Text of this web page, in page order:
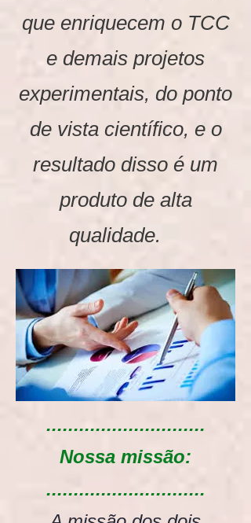
que enriquecem o TCC
e demais projetos
experimentais, do ponto
de vista científico, e o
resultado disso é um
produto de alta
qualidade.
.............................
Nossa missão:
.............................